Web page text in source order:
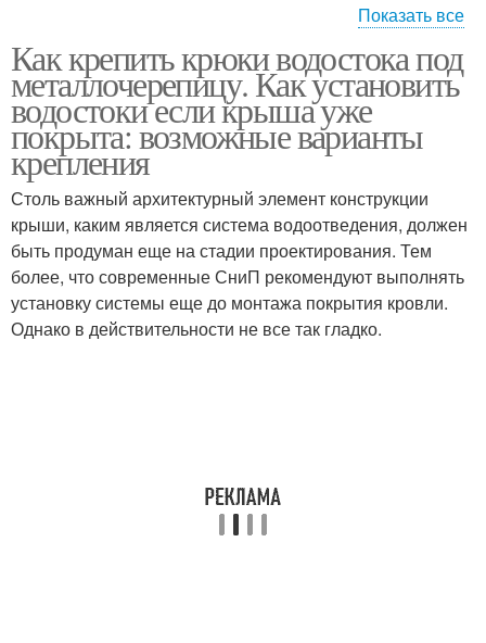
шиферной крыше
Показать все
Как крепить крюки водостока под
металлочерепицу. Как установить
водостоки если крыша уже
покрыта: возможные варианты
крепления
Столь важный архитектурный элемент конструкции
крыши, каким является система водоотведения, должен
быть продуман еще на стадии проектирования. Тем
более, что современные СниП рекомендуют выполнять
установку системы еще до монтажа покрытия кровли.
Однако в действительности не все так гладко.